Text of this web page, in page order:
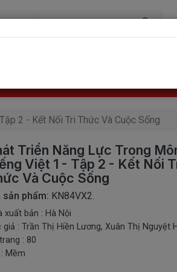
Trên Toàn Quốc
2 - Kết Nối Tri Thức Và Cuộc Sống
Triển Năng Lực Trong
Việt 1 - Tập 2 - Kết Nối
Và Cuộc Sống
sản phẩm: KN84VX2.
xuất bản : Hà Nội
giả : Trần Thị Hiền Lương, Xuân Thị Nguyệt
: 80
: Mềm